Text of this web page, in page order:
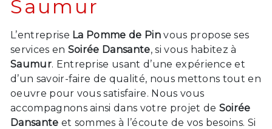
Saumur
L’entreprise La Pomme de Pinvous propose ses
services en Soirée Dansante, si vous habitez à
Saumur. Entreprise usant d’une expérience et
d’un savoir-faire de qualité, nous mettons tout en
oeuvre pour vous satisfaire. Nous vous
accompagnons ainsi dans votre projet de Soirée
Dansante et sommes à l’écoute de vos besoins. Si